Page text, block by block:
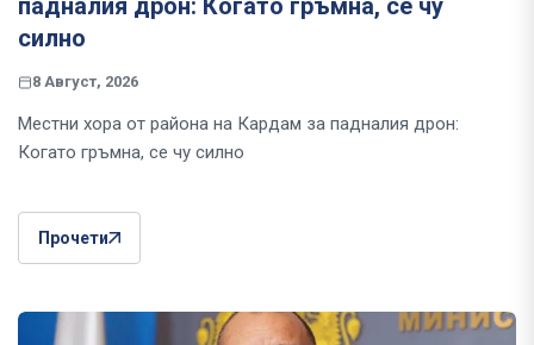
падналия дрон: Когато гръмна, се чу
силно
8 Август, 2026
Местни хора от района на Кардам за падналия дрон:
Когато гръмна, се чу силно
Прочети